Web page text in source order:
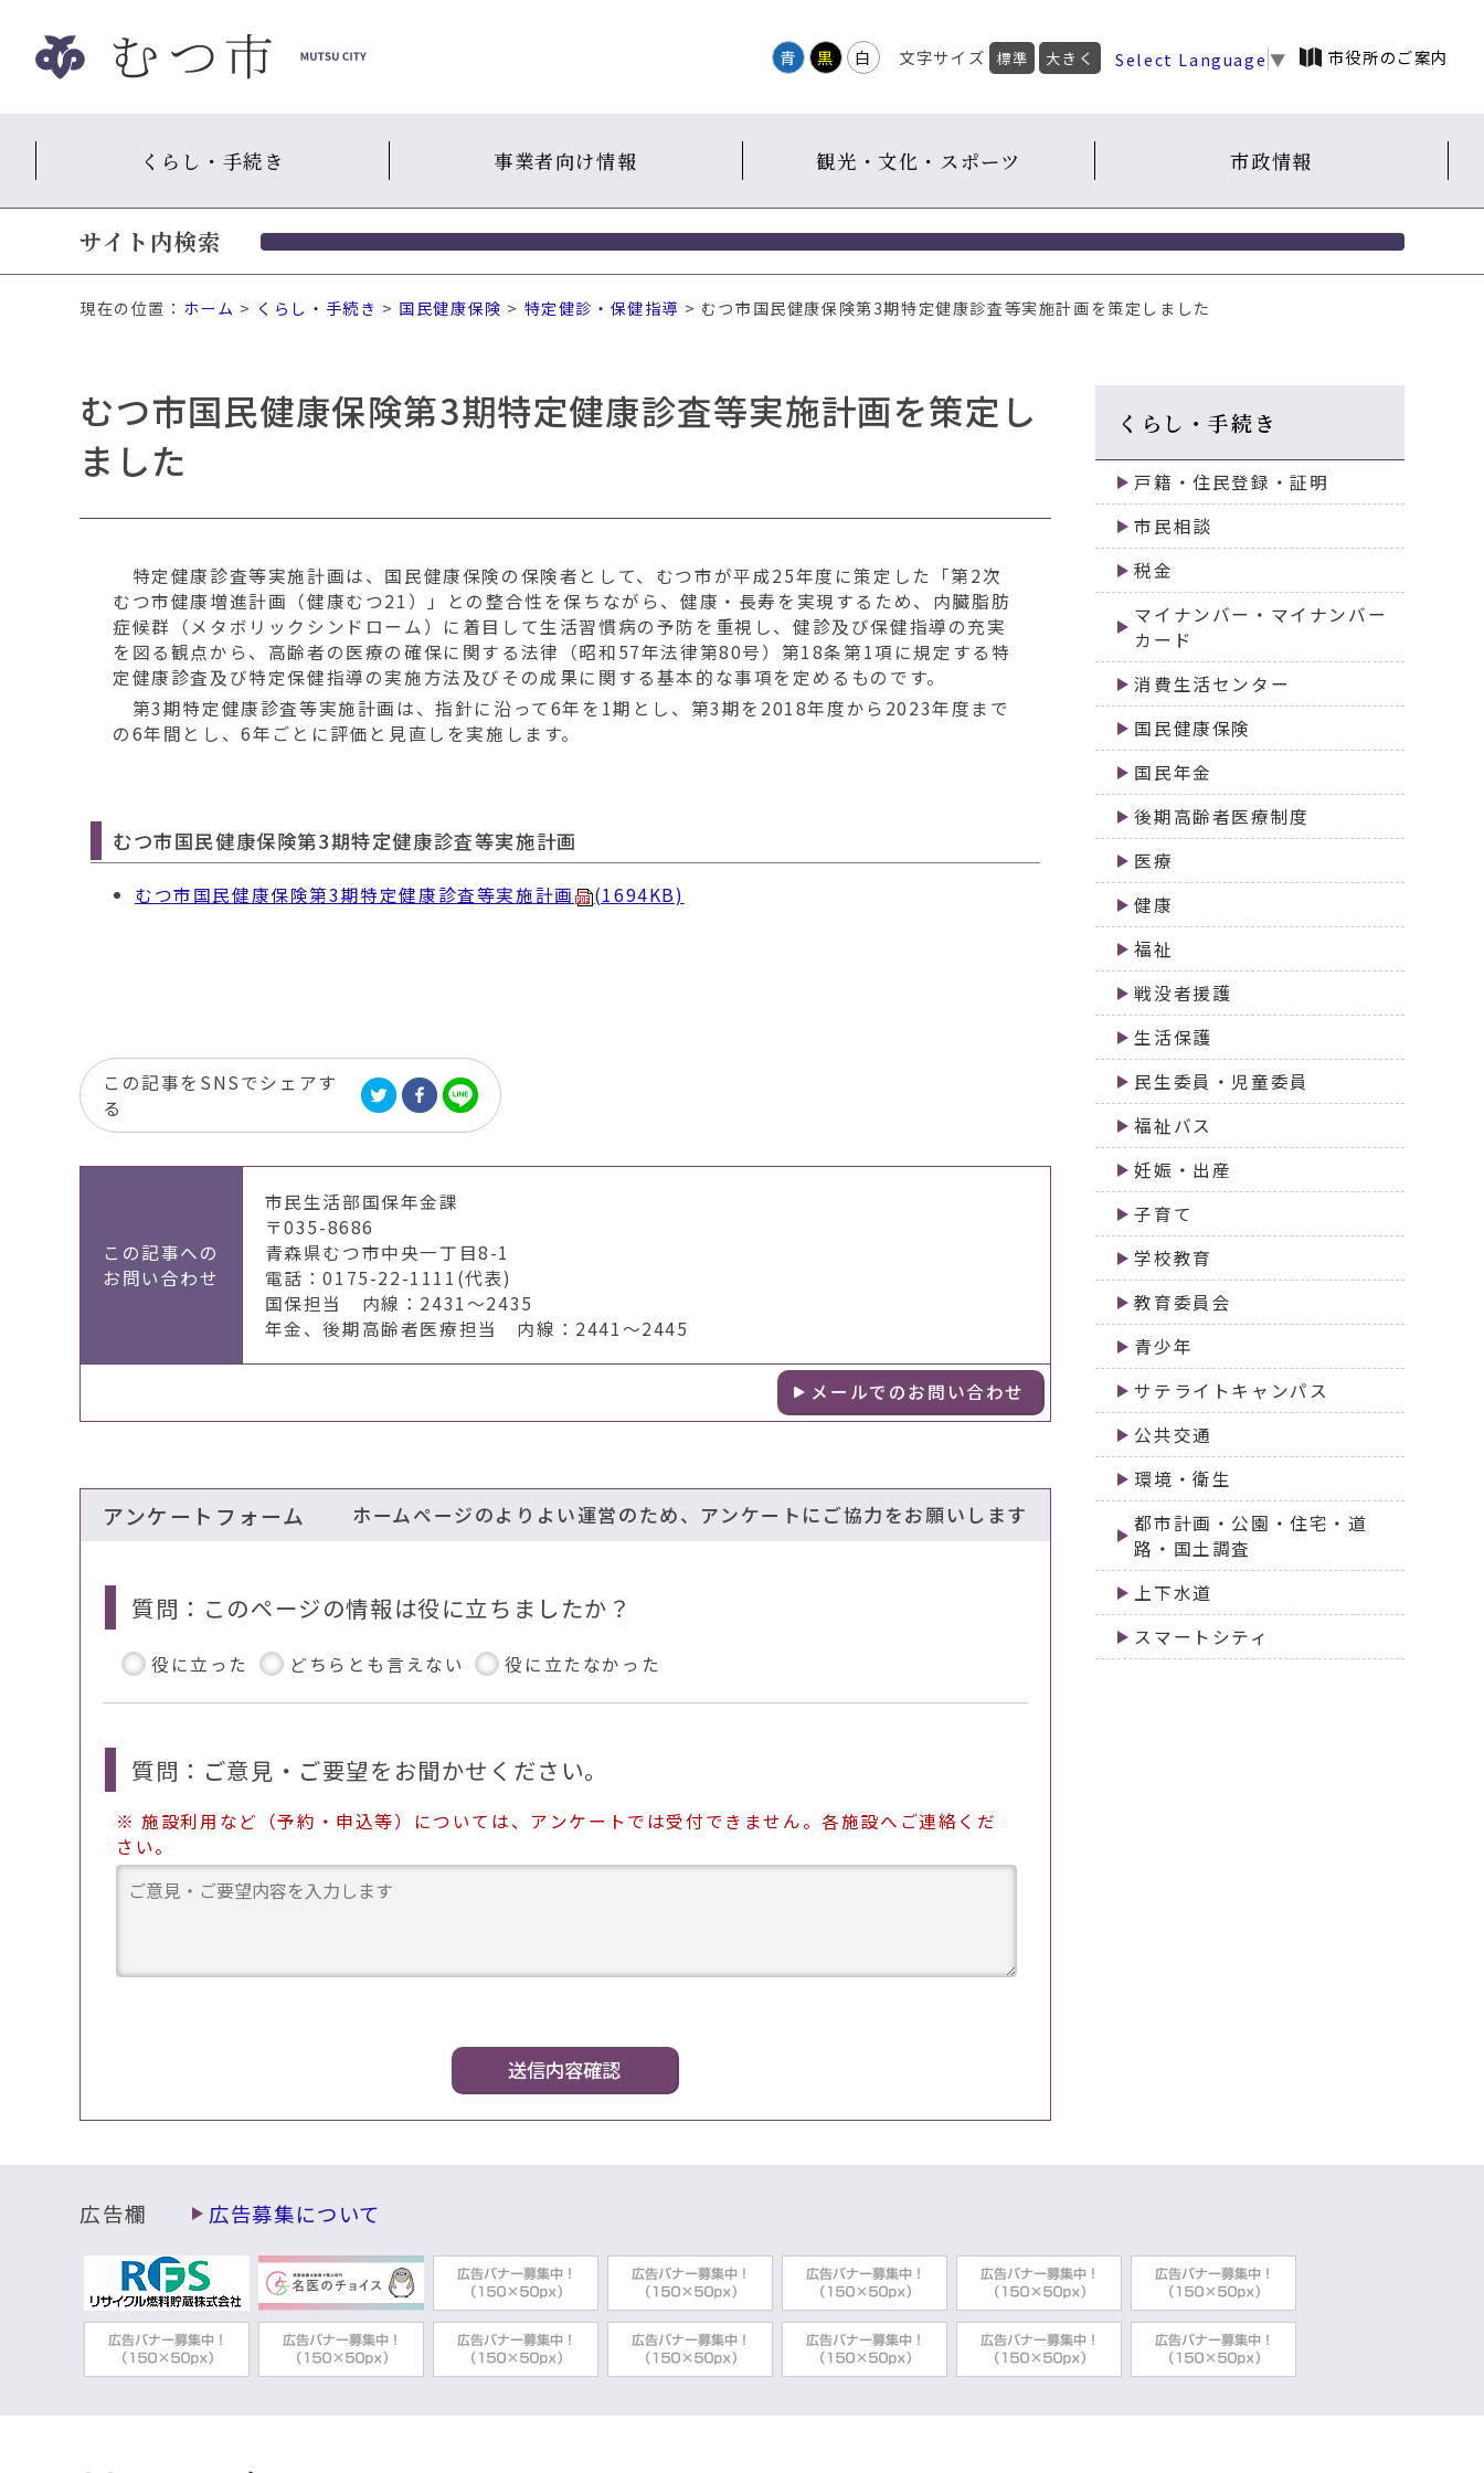
ッ
青 黒 白 文字サイズ 標準 大きく Select Language ▼ 市役所のご案内
くらし・手続き 事業者向け情報 観光・文化・スポーツ 市政情報
サイト内検索
現在の位置： ホーム > くらし・手続き > 国民健康保険 > 特定健診・保健指導 > むつ市国民健康保険第3期特定健康診査等実施計画を策定しました
むつ市国民健康保険第3期特定健康診査等実施計画を策定し
ました
特定健康診査等実施計画は、国民健康保険の保険者として、むつ市が平成25年度に策定した「第2次
むつ市健康増進計画（健康むつ21）」との整合性を保ちながら、健康・長寿を実現するため、内臓脂肪
症候群（メタボリックシンドローム）に着目して生活習慣病の予防を重視し、健診及び保健指導の充実
を図る観点から、高齢者の医療の確保に関する法律（昭和57年法律第80号）第18条第1項に規定する特
定健康診査及び特定保健指導の実施方法及びその成果に関する基本的な事項を定めるものです。
第3期特定健康診査等実施計画は、指針に沿って6年を1期とし、第3期を2018年度から2023年度まで
の6年間とし、6年ごとに評価と見直しを実施します。
むつ市国民健康保険第3期特定健康診査等実施計画
むつ市国民健康保険第3期特定健康診査等実施計画 (1694KB)
この記事をSNSでシェアす
る
この記事への
お問い合わせ
市民生活部国保年金課
〒035-8686
青森県むつ市中央一丁目8-1
電話：0175-22-1111(代表)
国保担当 内線：2431～2435
年金、後期高齢者医療担当 内線：2441～2445
メールでのお問い合わせ
アンケートフォーム ホームページのよりよい運営のため、アンケートにご協力をお願いします
質問：このページの情報は役に立ちましたか？
役に立った どちらとも言えない 役に立たなかった
質問：ご意見・ご要望をお聞かせください。
※ 施設利用など（予約・申込等）については、アンケートでは受付できません。各施設へご連絡くだ
さい。
くらし・手続き
戸籍・住民登録・証明
市民相談
税金
マイナンバー・マイナンバー
カード
消費生活センター
国民健康保険
国民年金
後期高齢者医療制度
医療
健康
福祉
戦没者援護
生活保護
民生委員・児童委員
福祉バス
妊娠・出産
子育て
学校教育
教育委員会
青少年
サテライトキャンパス
公共交通
環境・衛生
都市計画・公園・住宅・道
路・国土調査
上下水道
スマートシティ
広告欄 広告募集について